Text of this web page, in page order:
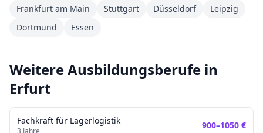
Frankfurt am Main
Stuttgart Düsseldorf
Leipzig
Dortmund
Essen
Weitere Ausbildungsberufe in
Erfurt
Fachkraft für Lagerlogistik
3 Jahre
900–1050 €